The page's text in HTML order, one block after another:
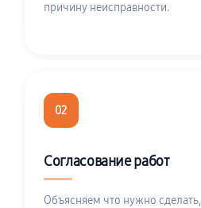
причину неисправности.
02
Согласование работ
Объясняем что нужно